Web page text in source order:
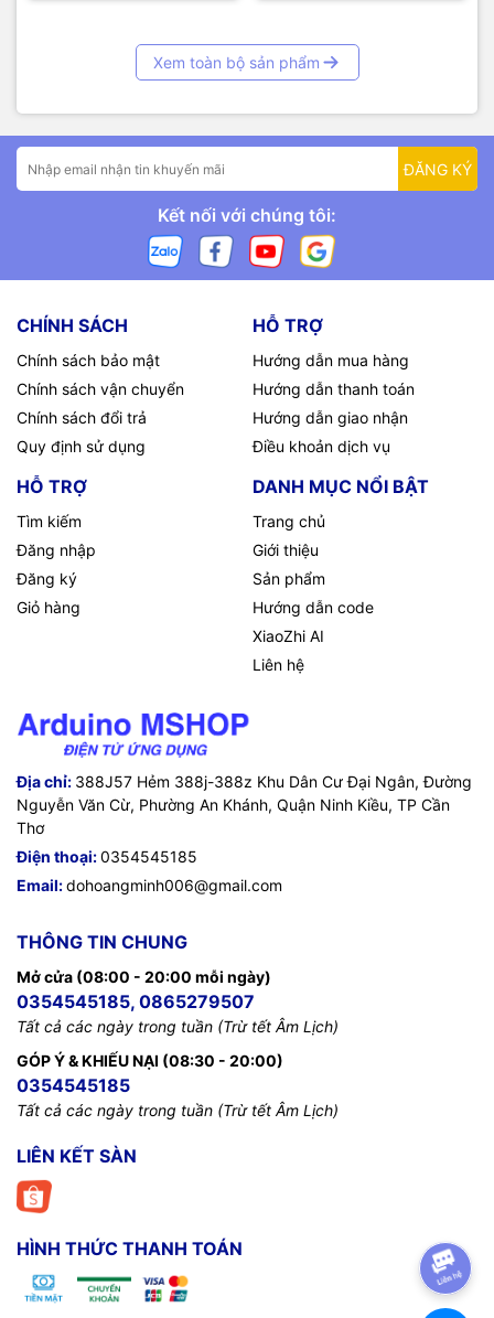
Xem toàn bộ sản phẩm
ĐĂNG KÝ
Kết nối với chúng tôi:
CHÍNH SÁCH
Chính sách bảo mật
Chính sách vận chuyển
Chính sách đổi trả
Quy định sử dụng
HỖ TRỢ
Hướng dẫn mua hàng
Hướng dẫn thanh toán
Hướng dẫn giao nhận
Điều khoản dịch vụ
HỖ TRỢ
Tìm kiếm
Đăng nhập
Đăng ký
Giỏ hàng
DANH MỤC NỔI BẬT
Trang chủ
Giới thiệu
Sản phẩm
Hướng dẫn code
XiaoZhi AI
Liên hệ
Địa chỉ: 388J57 Hẻm 388j-388z Khu Dân Cư Đại Ngân, Đường
Nguyễn Văn Cừ, Phường An Khánh, Quận Ninh Kiều, TP Cần
Thơ
Điện thoại:0354545185
Email:dohoangminh006@gmail.com
THÔNG TIN CHUNG
Mở cửa (08:00 - 20:00 mỗi ngày)
0354545185, 0865279507
Tất cả các ngày trong tuần (Trừ tết Âm Lịch)
GÓP Ý & KHIẾU NẠI (08:30 - 20:00)
0354545185
Tất cả các ngày trong tuần (Trừ tết Âm Lịch)
LIÊN KẾT SÀN
HÌNH THỨC THANH TOÁN